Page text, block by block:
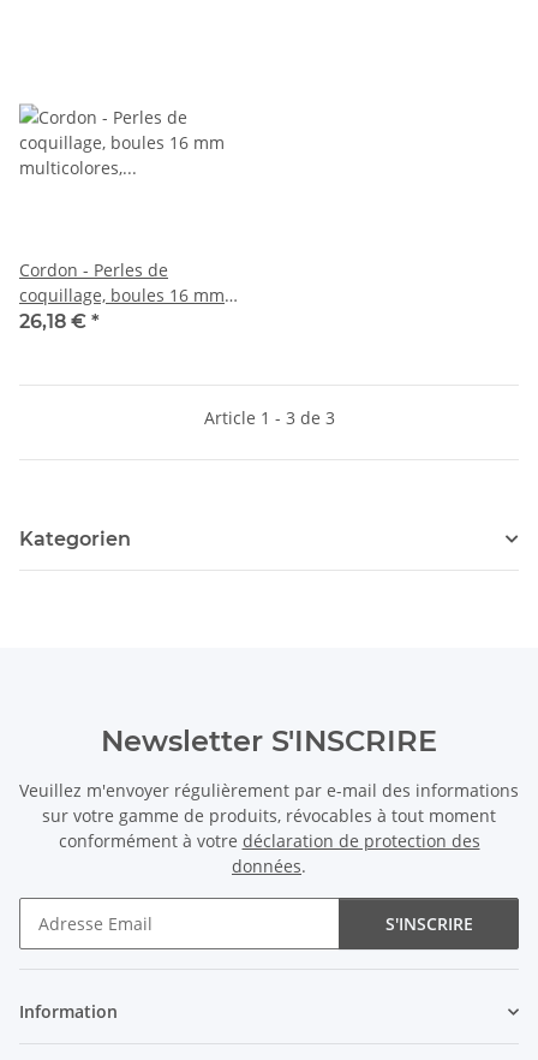
Cordon - Perles de
coquillage, boules 16 mm
multicolores, longueur 41
26,18 € *
Article 1 - 3 de 3
Kategorien
Newsletter S'INSCRIRE
Veuillez m'envoyer régulièrement par e-mail des informations
sur votre gamme de produits, révocables à tout moment
conformément à votre déclaration de protection des
données.
S'INSCRIRE
Information